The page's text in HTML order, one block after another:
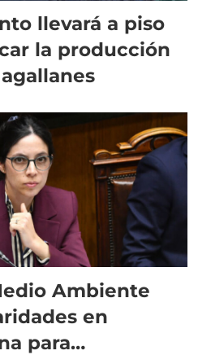
llevará a piso
la producción
Ambiente
en
para